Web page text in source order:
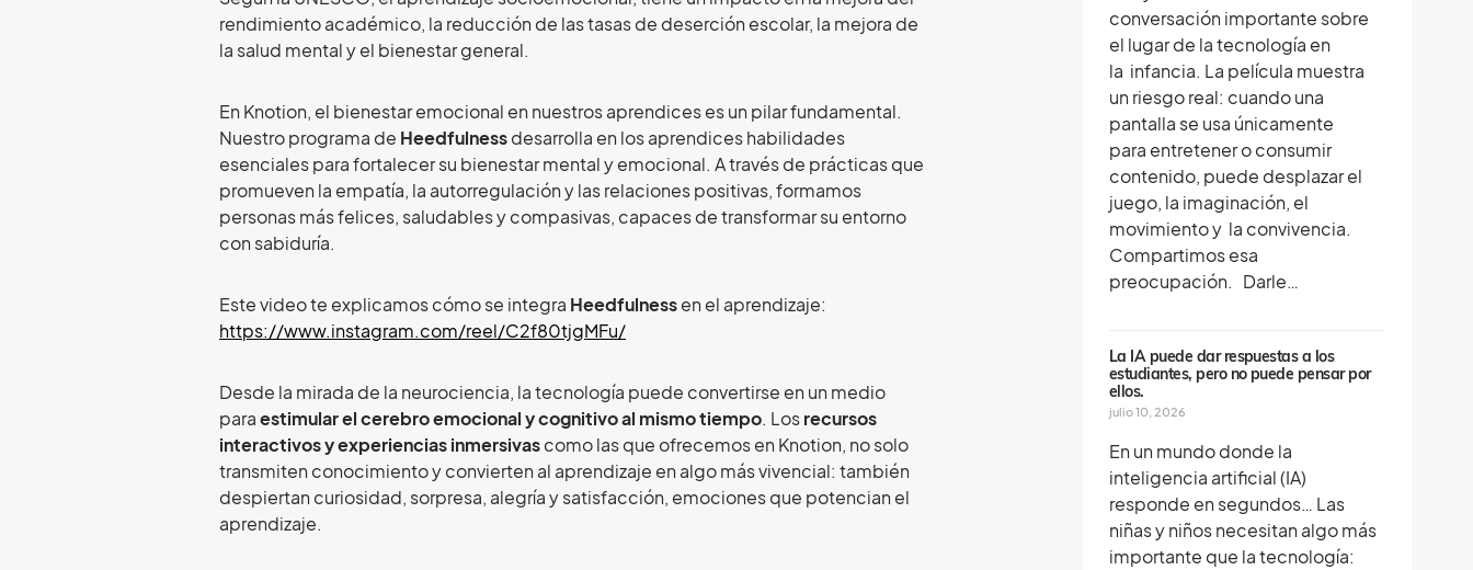
rendimiento académico, la reducción de las tasas de deserción escolar, la mejora de
la salud mental y el bienestar general.
En Knotion, el bienestar emocional en nuestros aprendices es un pilar fundamental.
Nuestro programa de Heedfulnessdesarrolla en los aprendices habilidades
esenciales para fortalecer su bienestar mental y emocional. A través de prácticas que
promueven la empatía, la autorregulación y las relaciones positivas, formamos
personas más felices, saludables y compasivas, capaces de transformar su entorno
con sabiduría.
Este video te explicamos cómo se integra Heedfulnessen el aprendizaje:
https://www.instagram.com/reel/C2f80tjgMFu/
Desde la mirada de la neurociencia, la tecnología puede convertirse en un medio
paraestimular el cerebro emocional y cognitivo al mismo tiempo. Losrecursos
interactivos y experiencias inmersivascomo las que ofrecemos en Knotion, no solo
transmiten conocimiento y convierten al aprendizaje en algo más vivencial: también
despiertan curiosidad, sorpresa, alegría y satisfacción, emociones que potencian el
aprendizaje.
conversación importante sobre
el lugar de la tecnología en
la infancia. La película muestra
un riesgo real: cuando una
pantalla se usa únicamente
para entretener o consumir
contenido, puede desplazar el
juego, la imaginación, el
movimiento y la convivencia.
Compartimos esa
preocupación. Darle…
La IA puede dar respuestas a los
estudiantes, pero no puede pensar por
ellos.
julio 10, 2026
En un mundo donde la
inteligencia artificial (IA)
responde en segundos… Las
niñas y niños necesitan algo más
importante que la tecnología: